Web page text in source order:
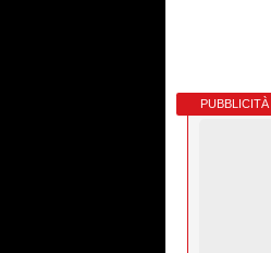
PUBBLICITÀ